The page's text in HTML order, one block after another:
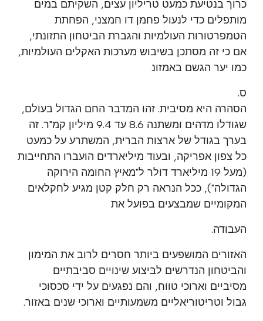
כרוך בנטיעת כמעט טריליון עצים, השקיתם במים
מותפלים כדי לנעול פחמן דו חמצני, הפחתת
הטמפרטורות העולמיות והגברת הביטחון התזונתי,
אם כי זה מסתכן בשיבוש מערכות האקלים העולמיות,
כמו יער הגשם באמזונ
ס.
הסהרה היא מסיבית. זהו המדבר החם הגדול בעולם,
שגודלו מדהים ומשתנה 8.6 עד 9.4 מיליון קמ"ר. זה
בערך בגודל של ארצות הברית, המשתרע על כמעט
כל צפון אפריקה, ובעוד מיליארדים הועברו התחייבות
(מעל 19 מיליארד דולר ל"מאיץ החומה הירוקה
הגדולה"), ככל הנראה רק חלק קטן מגיע לחקלאים
המקומיים שמבצעים בפועל את
העבודה.
האזורים המושפעים ביותר חסרים לרוב את המימון
והביטחון הנדרשים לביצוע שינויים סביבתיים
מסיביים וארוכי טווח, והם נפגעים על ידי סכסוכי
גבול וטריטוריאליים משמעותיים וארוכי שנים באזור.